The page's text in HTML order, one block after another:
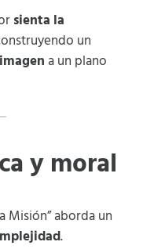
sienta la
un
a un plano
y moral
Misión” aborda un
.